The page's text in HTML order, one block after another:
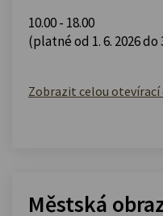
10.00 - 18.00
(platné od 1. 6. 2026 do
Zobrazit celou otevírací
Městská